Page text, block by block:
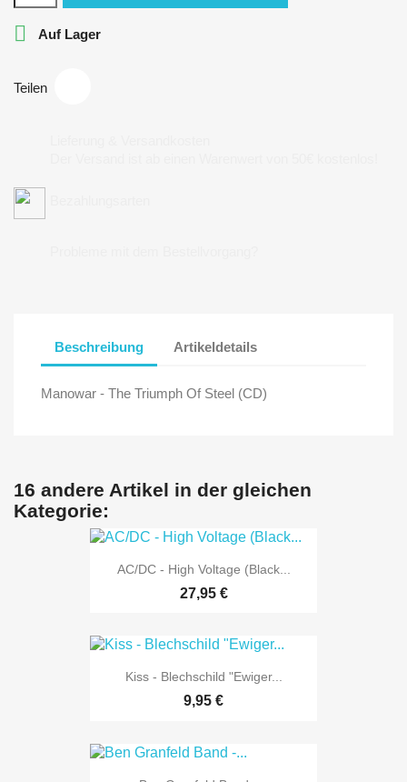
 Auf Lager
Teilen
Beschreibung Artikeldetails
Manowar - The Triumph Of Steel (CD)
16 andere Artikel in der gleichen
Kategorie:
AC/DC - High Voltage (Black...
27,95 €
Kiss - Blechschild "Ewiger...
9,95 €